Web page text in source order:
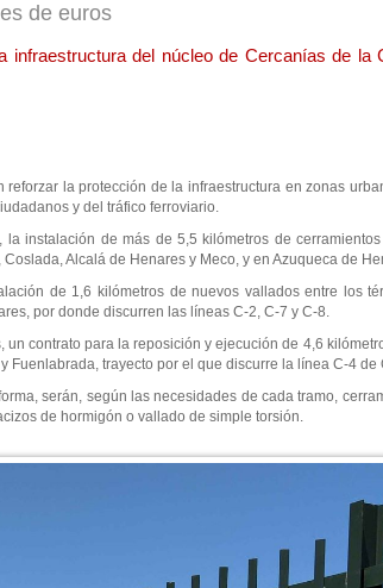
de euros
del núcleo de Cercanías de la
la protección de la infraestructura en zonas
y del tráfico ferroviario.
instalación de más de 5,5 kilómetros de
Alcalá de Henares y Meco, y en Azuqueca de
de 1,6 kilómetros de nuevos vallados entre los
por donde discurren las líneas C-2, C-7 y C-8.
contrato para la reposición y ejecución de 4,6
Fuenlabrada, trayecto por el que discurre la línea C-4
serán, según las necesidades de cada tramo,
de hormigón o vallado de simple torsión.